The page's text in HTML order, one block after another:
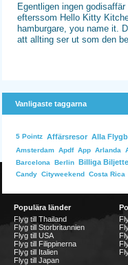
Egentligen ingen
efterssom Hello Kitty
hamburgare, you name it.
att allting ser ut som den
Vanligaste taggarna
5 Pointz Affärsresor Alla
Amsterdam Apdf App Arlanda
Barcelona
Berlin Billiga
Candy Cityweekend Costa Rica
Populära länder
Flyg till Thailand
Flyg till Storbritannien
Flyg till USA
Flyg till Filippinerna
Flyg till Italien
Flyg till Japan